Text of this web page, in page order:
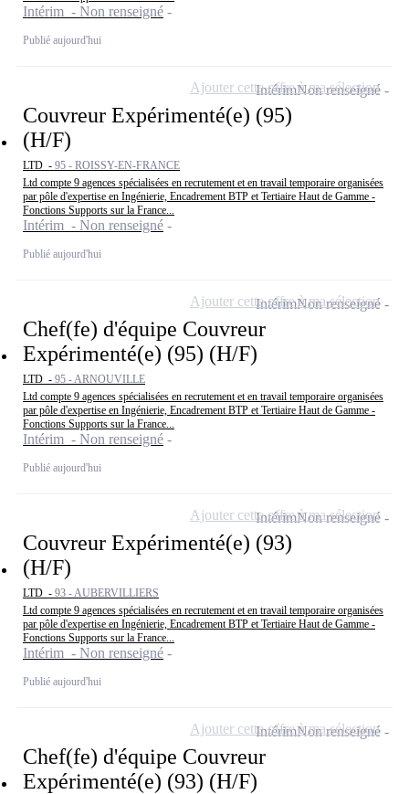
Intérim - Non renseigné
Publié aujourd'hui
Couvreur Expérimenté(e) (95)
(H/F)
LTD - 95 - ROISSY-EN-FRANCE
Ltd compte 9 agences spécialisées en recrutement et en travail temporaire organisées
par pôle d'expertise en Ingénierie, Encadrement BTP et Tertiaire Haut de Gamme -
Fonctions Supports sur la France...
Intérim - Non renseigné
Publié aujourd'hui
IntérimNon renseigné
Ajouter cette offre à ma sélection
Chef(fe) d'équipe Couvreur
Expérimenté(e) (95) (H/F)
LTD - 95 - ARNOUVILLE
Ltd compte 9 agences spécialisées en recrutement et en travail temporaire organisées
par pôle d'expertise en Ingénierie, Encadrement BTP et Tertiaire Haut de Gamme -
Fonctions Supports sur la France...
Intérim - Non renseigné
Publié aujourd'hui
IntérimNon renseigné
Ajouter cette offre à ma sélection
Couvreur Expérimenté(e) (93)
(H/F)
LTD - 93 - AUBERVILLIERS
Ltd compte 9 agences spécialisées en recrutement et en travail temporaire organisées
par pôle d'expertise en Ingénierie, Encadrement BTP et Tertiaire Haut de Gamme -
Fonctions Supports sur la France...
Intérim - Non renseigné
Publié aujourd'hui
IntérimNon renseigné
Ajouter cette offre à ma sélection
Chef(fe) d'équipe Couvreur
Expérimenté(e) (93) (H/F)
IntérimNon renseigné
Ajouter cette offre à ma sélection